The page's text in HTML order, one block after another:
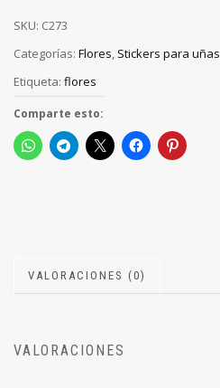
SKU: C273
Categorías: Flores, Stickers para uñas
Etiqueta: flores
Comparte esto:
VALORACIONES (0)
VALORACIONES